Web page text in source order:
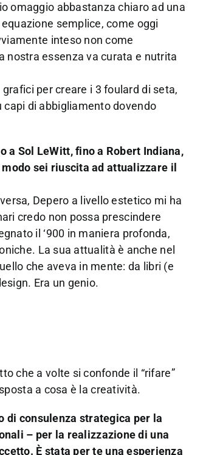
omaggio abbastanza chiaro ad una
semplice, come oggi
inteso non come
nostra essenza va curata e nutrita
per creare i 3 foulard di seta,
di abbigliamento dovendo
a Sol LeWitt, fino a Robert Indiana,
sei riuscita ad attualizzare il
Depero a livello estetico mi ha
credo non possa prescindere
il ‘900 in maniera profonda,
La sua attualità è anche nel
che aveva in mente: da libri (e
Era un genio.
che a volte si confonde il “rifare”
a cosa è la creatività.
di consulenza strategica per la
– per la realizzazione di una
È stata per te una esperienza